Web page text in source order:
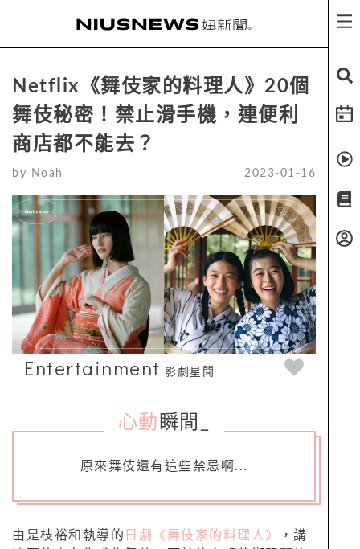
Netflix《舞伎家的料理人》20個
舞伎秘密！禁止滑手機，連便利
商店都不能去？
by Noah 2023-01-16
Entertainment 影劇星聞
心動 瞬間
原來舞伎還有這些禁忌啊...
由是枝裕和執導的 日劇《舞伎家的料理人》
，講